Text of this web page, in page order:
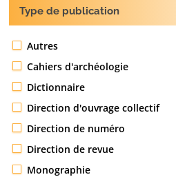
Type de publication
Autres
Cahiers d'archéologie
Dictionnaire
Direction d'ouvrage collectif
Direction de numéro
Direction de revue
Monographie